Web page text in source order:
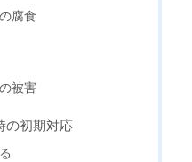
腐食
被害
の初期対応